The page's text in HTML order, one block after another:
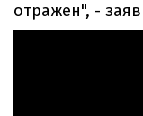
отражен", -